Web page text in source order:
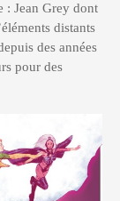
: Jean Grey dont
distants
des années
pour des